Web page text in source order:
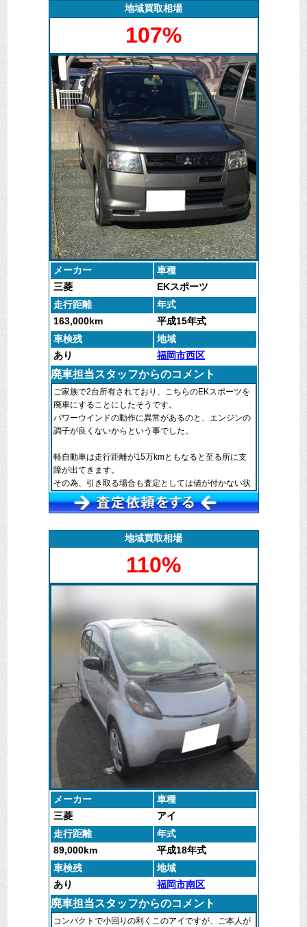
勿論、費用も発生しませんし、手続きまでしっかり対
応させていただいております。
地域買取相場
107%
メーカー
車種
三菱
EKスポーツ
走行距離
年式
163,000km
平成15年式
車検残
地域
あり
福岡市西区
廃車担当スタッフからのコメント
ご家族で2台所有されており、こちらのEKスポーツを
廃車にすることにしたそうです。
パワーウインドの動作に異常があるのと、エンジンの
調子が良くないからという事でした。
軽自動車は走行距離が15万kmともなると至る所に支
障が出てきます。
その為、引き取る場合も査定としては値が付かない状
態となってしまいます。
ただ、そのような場合でも弊社では鉄資源として利用
用を負担させることなく引取りから手続きまでお受け
することが出来ます。
地域買取相場
110%
メーカー
車種
三菱
アイ
走行距離
年式
89,000km
平成18年式
車検残
地域
あり
福岡市南区
廃車担当スタッフからのコメント
コンパクトで小回りの利くこのアイですが、ご本人が